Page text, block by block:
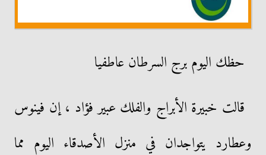
حظك اليوم برج السرطان عاطفيا
قالت خبيرة الأبراج والفلك عبير فؤاد ، إن فينوس
وعطارد يتواجدان في منزل الأصدقاء اليوم مما